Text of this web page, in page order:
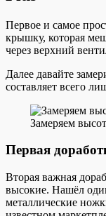
Первое и самое
крышку, которая
через верхний
Далее давайте
составляет всего
Замеряем
Первая
Вторая важная
высокие. Нашёл
металлические